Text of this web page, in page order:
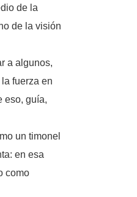
de la
de la visión
a algunos,
fuerza en
eso, guía,
un timonel
en esa
como